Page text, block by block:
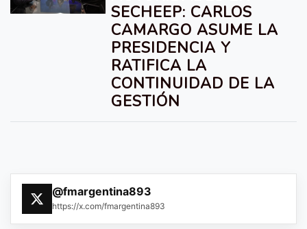
SECHEEP: CARLOS
CAMARGO ASUME LA
PRESIDENCIA Y
RATIFICA LA
CONTINUIDAD DE LA
GESTIÓN
@fmargentina893
https://x.com/fmargentina893